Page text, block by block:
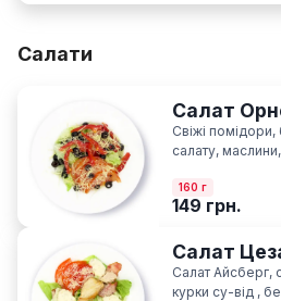
Салати
Салат
Свіжі
салату,
160 г
149 грн.
Салат
Салат Айсберг,
курки су-від ,